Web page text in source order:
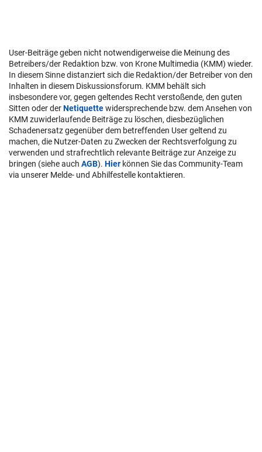
User-Beiträge geben nicht notwendigerweise die Meinung des
Betreibers/der Redaktion bzw. von Krone Multimedia (KMM) wieder.
In diesem Sinne distanziert sich die Redaktion/der Betreiber von den
Inhalten in diesem Diskussionsforum. KMM behält sich
insbesondere vor, gegen geltendes Recht verstoßende, den guten
Sitten oder derNetiquettewidersprechende bzw. dem Ansehen von
KMM zuwiderlaufende Beiträge zu löschen, diesbezüglichen
Schadenersatz gegenüber dem betreffenden User geltend zu
machen, die Nutzer-Daten zu Zwecken der Rechtsverfolgung zu
verwenden und strafrechtlich relevante Beiträge zur Anzeige zu
bringen (siehe auch AGB). Hier können Sie das Community-Team
via unserer Melde- und Abhilfestelle kontaktieren.